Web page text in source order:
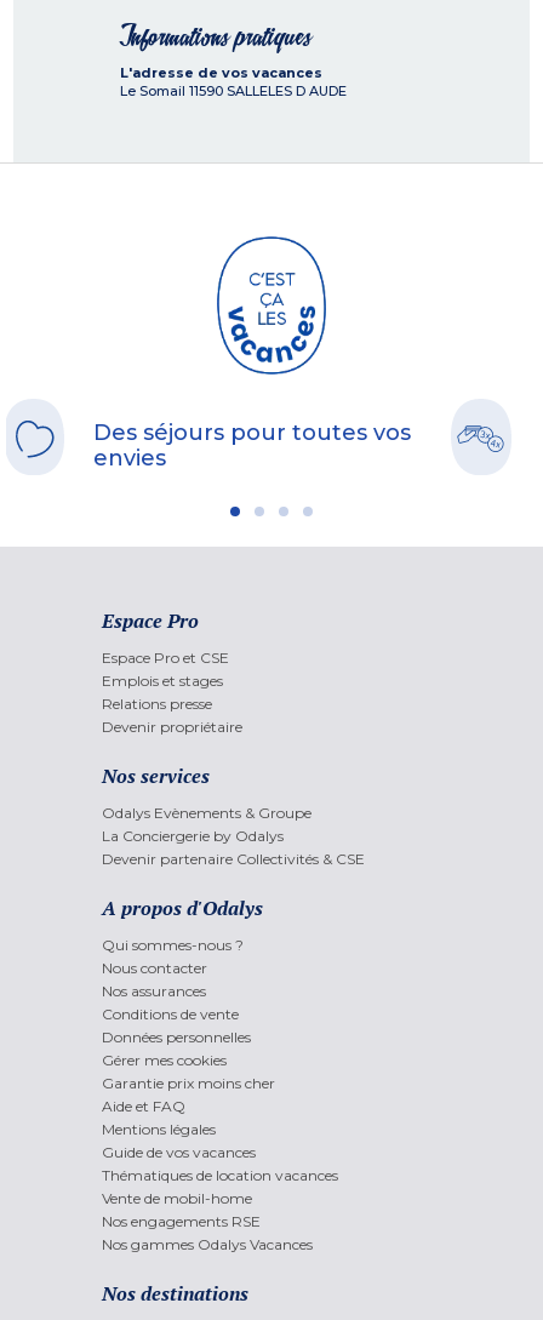
Informations pratiques
L'adresse de vos vacances
Le Somail 11590 SALLELES D AUDE
Des séjours pour toutes vos
envies
Espace Pro
Espace Pro et CSE
Emplois et stages
Relations presse
Devenir propriétaire
Nos services
Odalys Evènements & Groupe
La Conciergerie by Odalys
Devenir partenaire Collectivités & CSE
A propos d'Odalys
Qui sommes-nous ?
Nous contacter
Nos assurances
Conditions de vente
Données personnelles
Gérer mes cookies
Garantie prix moins cher
Aide et FAQ
Mentions légales
Guide de vos vacances
Thématiques de location vacances
Vente de mobil-home
Nos engagements RSE
Nos gammes Odalys Vacances
Nos destinations